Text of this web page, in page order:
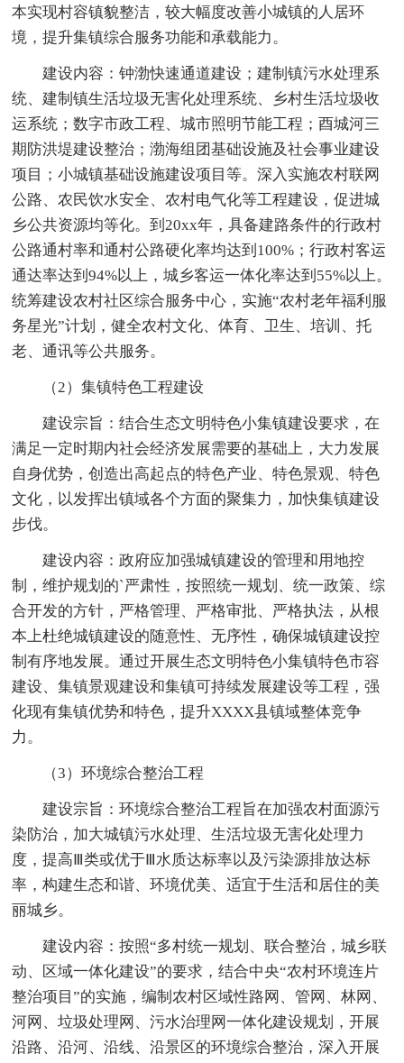
本实现村容镇貌整洁，较大幅度改善小城镇的人居环
境，提升集镇综合服务功能和承载能力。
建设内容：钟渤快速通道建设；建制镇污水处理系
统、建制镇生活垃圾无害化处理系统、乡村生活垃圾收
运系统；数字市政工程、城市照明节能工程；酉城河三
期防洪堤建设整治；渤海组团基础设施及社会事业建设
项目；小城镇基础设施建设项目等。深入实施农村联网
公路、农民饮水安全、农村电气化等工程建设，促进城
乡公共资源均等化。到20xx年，具备建路条件的行政村
公路通村率和通村公路硬化率均达到100%；行政村客运
通达率达到94%以上，城乡客运一体化率达到55%以上。
统筹建设农村社区综合服务中心，实施“农村老年福利服
务星光”计划，健全农村文化、体育、卫生、培训、托
老、通讯等公共服务。
（2）集镇特色工程建设
建设宗旨：结合生态文明特色小集镇建设要求，在
满足一定时期内社会经济发展需要的基础上，大力发展
自身优势，创造出高起点的特色产业、特色景观、特色
文化，以发挥出镇域各个方面的聚集力，加快集镇建设
步伐。
建设内容：政府应加强城镇建设的管理和用地控
制，维护规划的`严肃性，按照统一规划、统一政策、综
合开发的方针，严格管理、严格审批、严格执法，从根
本上杜绝城镇建设的随意性、无序性，确保城镇建设控
制有序地发展。通过开展生态文明特色小集镇特色市容
建设、集镇景观建设和集镇可持续发展建设等工程，强
化现有集镇优势和特色，提升XXXX县镇域整体竞争
力。
（3）环境综合整治工程
建设宗旨：环境综合整治工程旨在加强农村面源污
染防治，加大城镇污水处理、生活垃圾无害化处理力
度，提高Ⅲ类或优于Ⅲ水质达标率以及污染源排放达标
率，构建生态和谐、环境优美、适宜于生活和居住的美
丽城乡。
建设内容：按照“多村统一规划、联合整治，城乡联
动、区域一体化建设”的要求，结合中央“农村环境连片
整治项目”的实施，编制农村区域性路网、管网、林网、
河网、垃圾处理网、污水治理网一体化建设规划，开展
沿路、沿河、沿线、沿景区的环境综合整治，深入开展